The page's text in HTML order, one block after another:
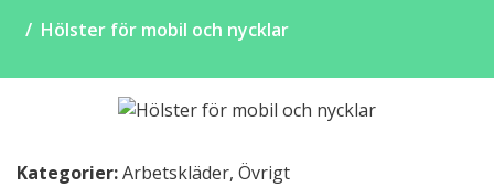
Hölster för mobil och nycklar
Kategorier:Arbetskläder, Övrigt